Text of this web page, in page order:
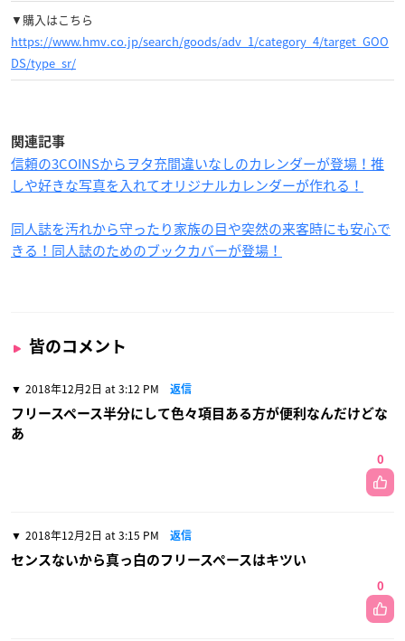
▼購入はこちら
https://www.hmv.co.jp/search/goods/adv_1/category_4/target_GOO
DS/type_sr/
関連記事
信頼の3COINSからヲタ充間違いなしのカレンダーが登場！推
しや好きな写真を入れてオリジナルカレンダーが作れる！
同人誌を汚れから守ったり家族の目や突然の来客時にも安心で
きる！同人誌のためのブックカバーが登場！
皆のコメント
2018年12月2日 at 3:12 PM 返信
フリースペース半分にして色々項目ある方が便利なんだけどな
あ
0
2018年12月2日 at 3:15 PM 返信
センスないから真っ白のフリースペースはキツい
0